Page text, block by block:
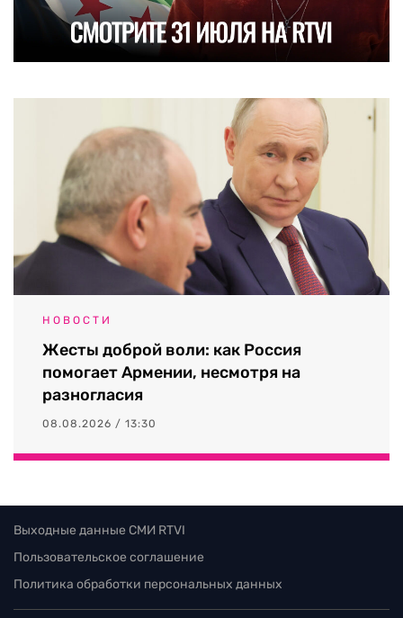
НОВОСТИ
Жесты доброй воли: как Россия
помогает Армении, несмотря на
разногласия
08.08.2026 / 13:30
Выходные данные СМИ RTVI
Пользовательское соглашение
Политика обработки персональных данных